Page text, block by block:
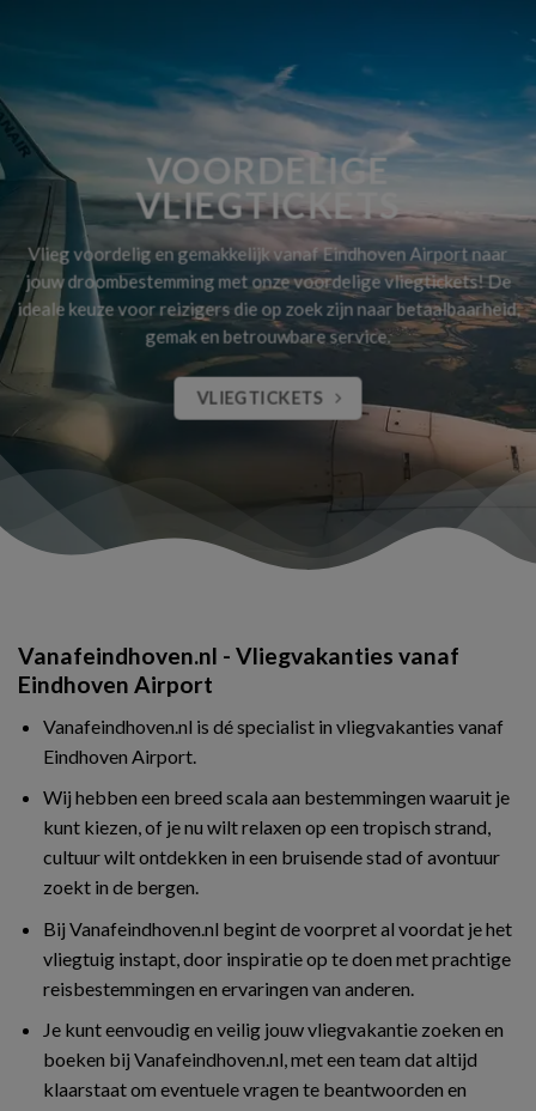
VOORDELIGE
VLIEGTICKETS
Vlieg voordelig en gemakkelijk vanaf Eindhoven Airport naar
jouw droombestemming met onze voordelige vliegtickets! De
ideale keuze voor reizigers die op zoek zijn naar betaalbaarheid,
gemak en betrouwbare service.
VLIEGTICKETS
Vanafeindhoven.nl - Vliegvakanties vanaf
Eindhoven Airport
Vanafeindhoven.nl is dé specialist in vliegvakanties vanaf
Eindhoven Airport.
Wij hebben een breed scala aan bestemmingen waaruit je
kunt kiezen, of je nu wilt relaxen op een tropisch strand,
cultuur wilt ontdekken in een bruisende stad of avontuur
zoekt in de bergen.
Bij Vanafeindhoven.nl begint de voorpret al voordat je het
vliegtuig instapt, door inspiratie op te doen met prachtige
reisbestemmingen en ervaringen van anderen.
Je kunt eenvoudig en veilig jouw vliegvakantie zoeken en
boeken bij Vanafeindhoven.nl, met een team dat altijd
klaarstaat om eventuele vragen te beantwoorden en